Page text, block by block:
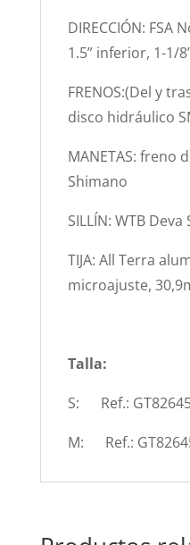
DIRECCIÓN: FSA
1.5” inferior, 1-1/
FRENOS:(Del y
disco hidráulico
MANETAS: freno
Shimano
SILLÍN: WTB
TIJA: All Terra
microajuste,
Talla:
S: Ref.:
M: Ref.: